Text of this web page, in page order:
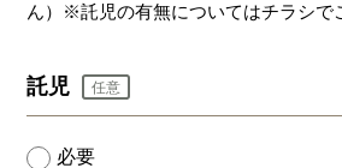
ん）※託児の有無についてはチラシで
託児 任意
必要